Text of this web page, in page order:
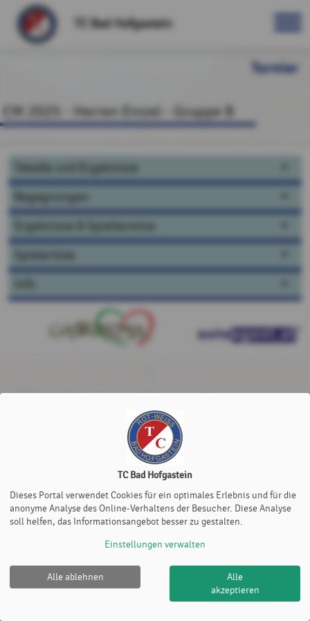
TC Bad Hofgastein
Turnier
CM 2025 - Herren Einzel - Gruppe B
Tabelle und Ergebnisse
Begegnungen
Ergebnisse & Spieltermine
Spielerliste
Cookie Policy
TC Bad Hofgastein
Dieses Portal verwendet Cookies für ein optimales Erlebnis und für die
anonyme Analyse des Online-Verhaltens der Besucher. Diese Analyse
soll helfen, das Informationsangebot besser zu gestalten.
Einstellungen verwalten
Alle ablehnen
Alle
akzeptieren